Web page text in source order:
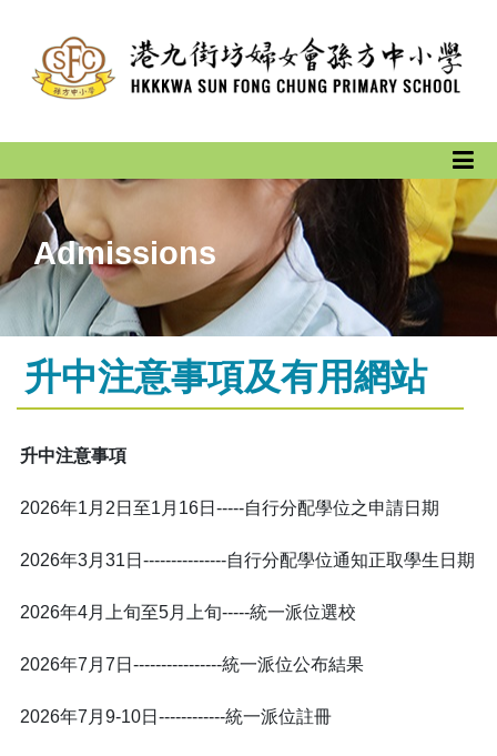
Admissions
升中注意事項及有用網站
升中注意事項
2026年1月2日至1月16日-----自行分配學位之申請日期
2026年3月31日---------------自行分配學位通知正取學生日期
2026年4月上旬至5月上旬-----統一派位選校
2026年7月7日----------------統一派位公布結果
2026年7月9-10日------------統一派位註冊